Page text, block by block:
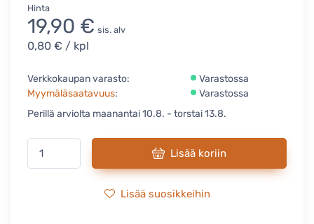
Hinta
19,90 € sis. alv
0,80 € / kpl
Verkkokaupan varasto:
Varastossa
Myymäläsaatavuus:
Varastossa
Perillä arviolta maanantai 10.8. - torstai 13.8.
Lisää koriin
Lisää suosikkeihin